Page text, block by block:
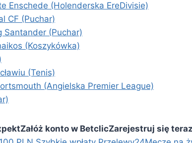
Enschede (Holenderska EreDivisie)
CF (Puchar)
Santander (Puchar)
(Koszykówka)
(Tenis)
(Angielska Premier League)
Załóż konto w BetclicZarejestruj się